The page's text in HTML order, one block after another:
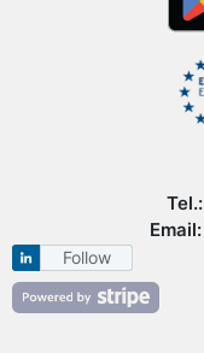
Tel.:
Email:
Follow